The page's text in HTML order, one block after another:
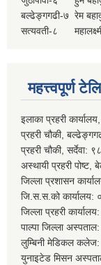
बल्ढेङ्गगढी-७ रेम
सत्यवती-८
महत्त्वपूर्ण
इलाका प्रहरी
प्रहरी चौकी,
प्रहरी चौकी, सर्देवा:
अस्थायी प्रहरी
जिल्ला प्रशासन
जि.स.स.को
जिल्ला प्रहरी
पाल्पा जिल्ला
लुम्बिनी मेडिकल
युनाइटेड मिसन